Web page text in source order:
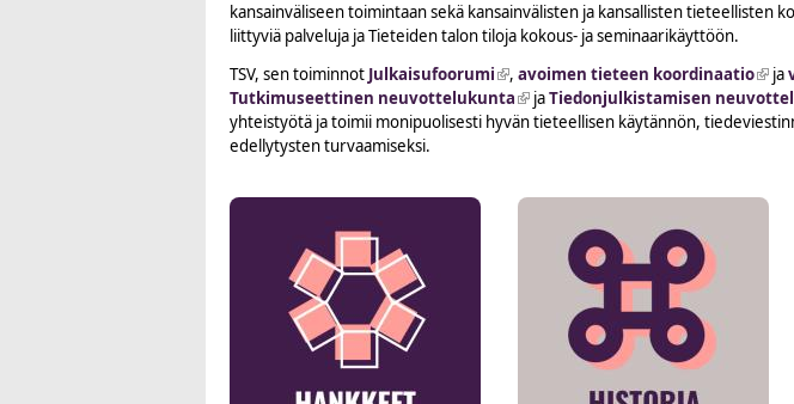
kansainväliseen toimintaan sekä kansainvälisten ja kansallisten tieteellisten
liittyviä palveluja ja Tieteiden talon tiloja kokous- ja seminaarikäyttöön.
TSV, sen toiminnot Julkaisufoorumi(link is external)
, avoimen tieteen koordinaatio ja
Tutkimuseettinen neuvottelukunta(link is external)
jaTiedonjulkistamisen
yhteistyötä ja toimii monipuolisesti hyvän tieteellisen käytännön,
edellytysten turvaamiseksi.